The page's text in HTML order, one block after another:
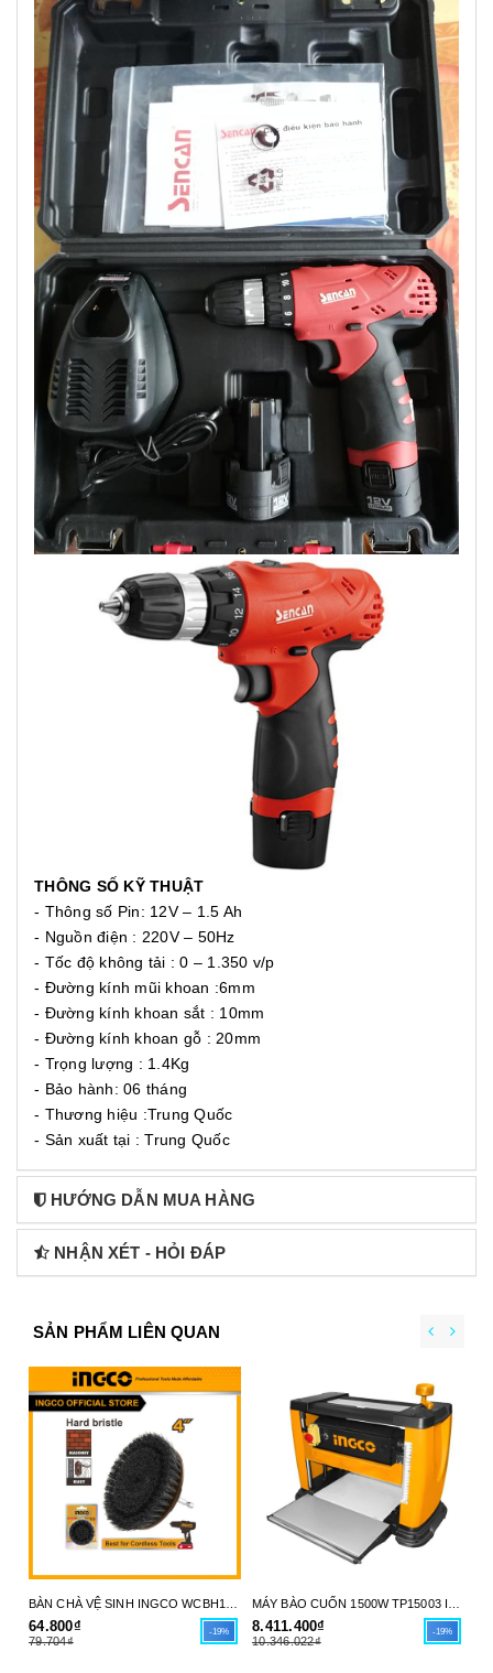
THÔNG SỐ KỸ THUẬT
- Thông số Pin: 12V – 1.5 Ah
- Nguồn điện : 220V – 50Hz
- Tốc độ không tải : 0 – 1.350 v/p
- Đường kính mũi khoan :6mm
- Đường kính khoan sắt : 10mm
- Đường kính khoan gỗ : 20mm
- Trọng lượng : 1.4Kg
- Bảo hành: 06 tháng
- Thương hiệu :Trung Quốc
- Sản xuất tại : Trung Quốc
HƯỚNG DẪN MUA HÀNG
NHẬN XÉT - HỎI ĐÁP
SẢN PHẨM LIÊN QUAN
64.800₫
79.704₫
-19% 8.411.400₫
10.346.022₫
-19%